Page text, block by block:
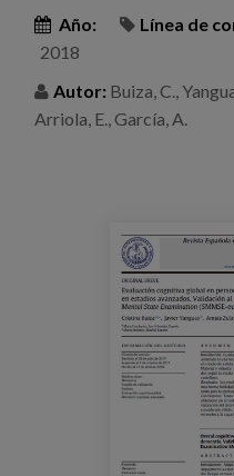
Noticias
Canal de denuncias
Año:
2018
Línea de
Autor: Buiza, C.,
Arriola, E., García, A.